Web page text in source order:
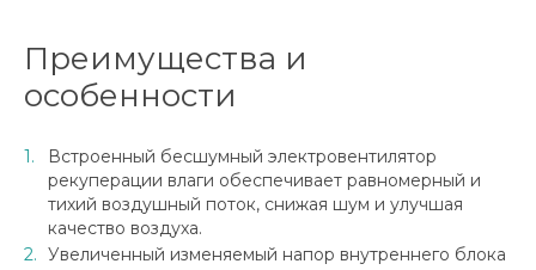
Преимущества и
особенности
Встроенный бесшумный электровентилятор
рекуперации влаги обеспечивает равномерный и
тихий воздушный поток, снижая шум и улучшая
качество воздуха.
Увеличенный изменяемый напор внутреннего блока